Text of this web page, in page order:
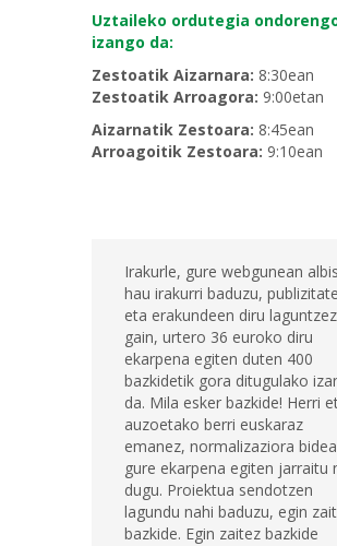
Uztaileko ordutegia
izango da:
Zestoatik Aizarnara: 8:30ean
Zestoatik Arroagora: 9:00etan
Aizarnatik Zestoara: 8:45ean
Arroagoitik Zestoara: 9:10ean
Irakurle, gure webgunean
hau irakurri baduzu, publizitate
eta erakundeen diru laguntzez
gain, urtero 36 euroko diru
ekarpena egiten duten 400
bazkidetik gora ditugulako
da. Mila esker bazkide! Herri
auzoetako berri euskaraz
emanez, normalizaziora
gure ekarpena egiten jarraitu
dugu. Proiektua sendotzen
lagundu nahi baduzu, egin
bazkide. Egin zaitez bazkide